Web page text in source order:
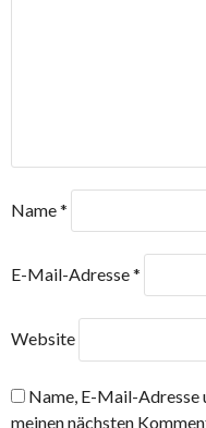
Name*
E-Mail-Adresse*
Website
Name, E-Mail-Adresse
meinen nächsten